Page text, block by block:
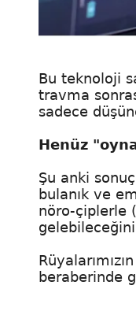
Bu teknoloji
travma
sadece
Henüz
Şu anki
bulanık ve
nöro-çiplerle
beraberinde